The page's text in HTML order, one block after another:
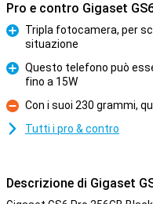
Pro e contro Gigaset
Tripla fotocamera, per
situazione
Questo telefono può
fino a 15W
Contro
Con i suoi 230 grammi,
Tutti i pro & contro
Descrizione di Gigaset